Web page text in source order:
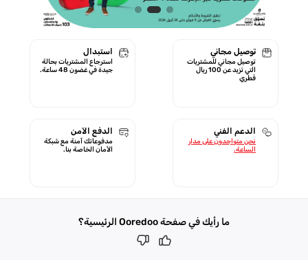
توصيل مجاني
توصيل مجاني للمشتريات
التي تزيد عن 100 ريال
قطري
استبدال
استرجاع المشتريات بحالة
جيدة في غضون 48 ساعة.
الدعم الفني
نحن متواجدون على مدار
الساعة.
الدفع الآمن
مدفوعاتك آمنة مع شبكة
الأمان الخاصة بنا.
ما رأيك في صفحة Ooredoo الرئيسية؟